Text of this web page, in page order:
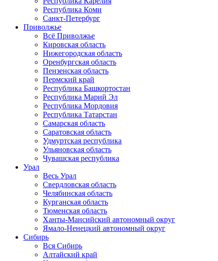
Республика Коми
Санкт-Петербург
Приволжье
Всё Приволжье
Кировская область
Нижегородская область
Оренбургская область
Пензенская область
Пермский край
Республика Башкортостан
Республика Марий Эл
Республика Мордовия
Республика Татарстан
Самарская область
Саратовская область
Удмуртская республика
Ульяновская область
Чувашская республика
Урал
Весь Урал
Свердловская область
Челябинская область
Курганская область
Тюменская область
Ханты-Мансийский автономный округ
Ямало-Ненецкий автономный округ
Сибирь
Вся Сибирь
Алтайский край